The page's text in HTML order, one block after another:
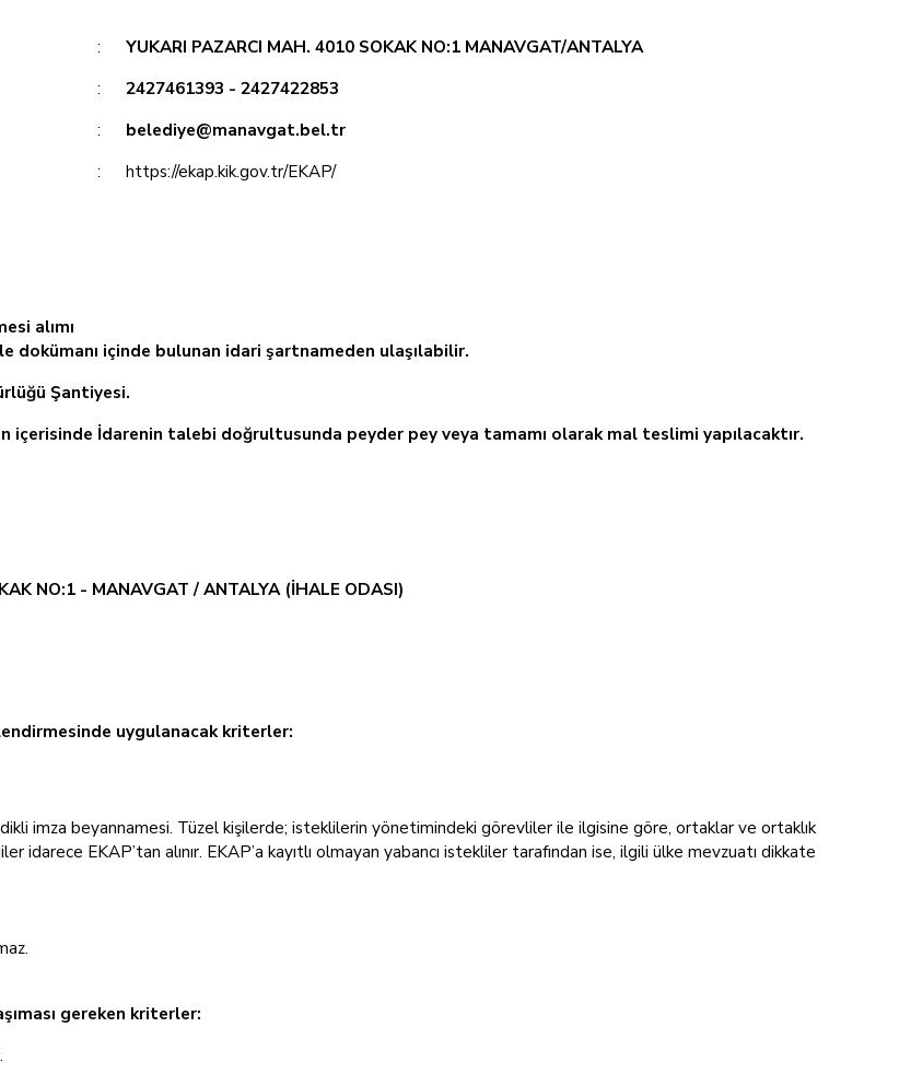
:
YUKARI PAZARCI MAH. 4010 SOKAK NO:1 MANAVGAT/ANTALYA
:
2427461393 - 2427422853
:
belediye@manavgat.bel.tr
: https://ekap.kik.gov.tr/EKAP/
alımı
dokümanı içinde bulunan idari şartnameden ulaşılabilir.
Şantiyesi.
İdarenin talebi doğrultusunda peyder pey veya tamamı olarak mal teslimi yapılacaktır.
NO:1 - MANAVGAT / ANTALYA (İHALE ODASI)
uygulanacak kriterler:
imza beyannamesi. Tüzel kişilerde; isteklilerin yönetimindeki görevliler ile ilgisine göre, ortaklar ve ortaklık
idarece EKAP’tan alınır. EKAP’a kayıtlı olmayan yabancı istekliler tarafından ise, ilgili ülke mevzuatı dikkate
gereken kriterler: